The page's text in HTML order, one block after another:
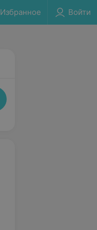
Избранное Войти